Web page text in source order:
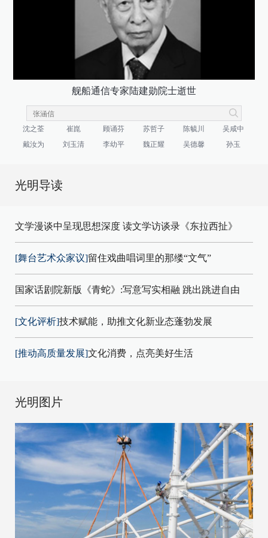
舰船通信专家陆建勋院士逝世
沈之荃 崔崑 顾诵芬 苏哲子 陈毓川
吴咸中
戴汝为
刘玉清 李幼平 魏正耀 吴德馨 孙玉
光明导读
文学漫谈中呈现思想深度 读文学访谈录《东拉西扯》
[舞台艺术众家议]留住戏曲唱词里的那缕“文气”
国家话剧院新版《青蛇》:写意写实相融 跳出跳进自由
[文化评析]技术赋能，助推文化新业态蓬勃发展
[推动高质量发展]文化消费，点亮美好生活
光明图片